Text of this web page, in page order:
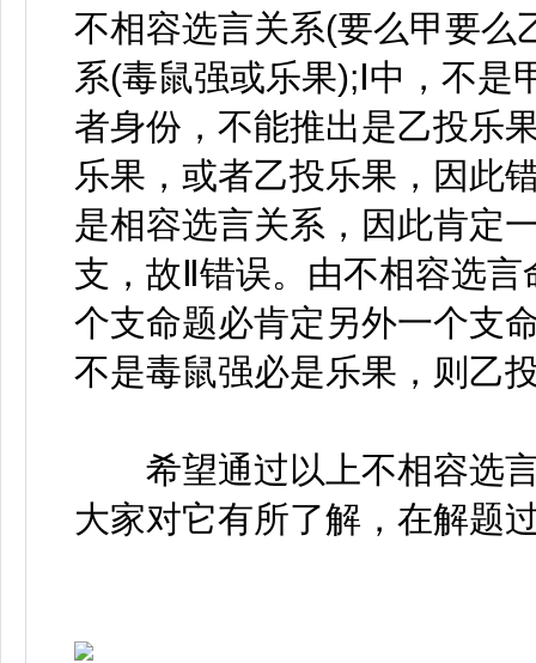
不相容选言关系(要么甲要么
系(毒鼠强或乐果);Ⅰ中，不
者身份，不能推出是乙投乐
乐果，或者乙投乐果，因此
是相容选言关系，因此肯定
支，故Ⅱ错误。由不相容选
个支命题必肯定另外一个支
不是毒鼠强必是乐果，则乙
希望通过以上不相容选言
大家对它有所了解，在解题